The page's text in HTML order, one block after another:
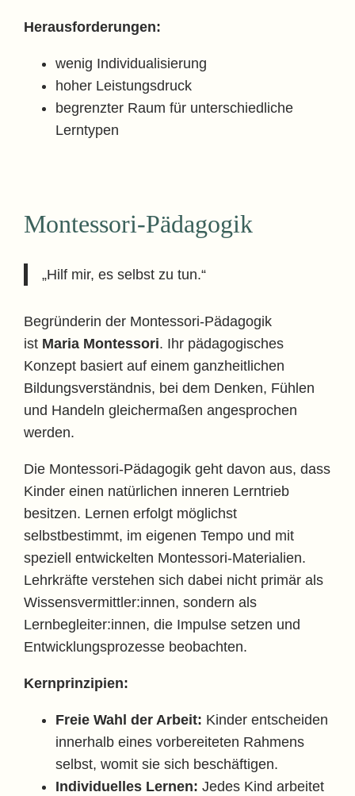
Herausforderungen:
wenig Individualisierung
hoher Leistungsdruck
begrenzter Raum für unterschiedliche
Lerntypen
Montessori-Pädagogik
„Hilf mir, es selbst zu tun.“
Begründerin der Montessori-Pädagogik
ist Maria Montessori. Ihr pädagogisches
Konzept basiert auf einem ganzheitlichen
Bildungsverständnis, bei dem Denken, Fühlen
und Handeln gleichermaßen angesprochen
werden.
Die Montessori-Pädagogik geht davon aus, dass
Kinder einen natürlichen inneren Lerntrieb
besitzen. Lernen erfolgt möglichst
selbstbestimmt, im eigenen Tempo und mit
speziell entwickelten Montessori-Materialien.
Lehrkräfte verstehen sich dabei nicht primär als
Wissensvermittler:innen, sondern als
Lernbegleiter:innen, die Impulse setzen und
Entwicklungsprozesse beobachten.
Kernprinzipien:
Freie Wahl der Arbeit: Kinder entscheiden
innerhalb eines vorbereiteten Rahmens
selbst, womit sie sich beschäftigen.
Individuelles Lernen: Jedes Kind arbeitet